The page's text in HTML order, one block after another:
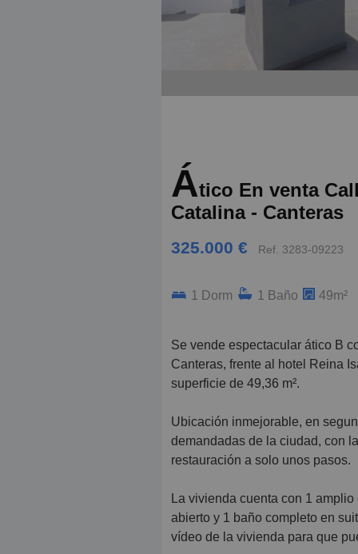
Ático En venta
Catalina - Canteras
325.000 € Ref. 3283-09223
1 Dorm 1 Baño 49m²
Se vende espectacular ático B con solarium a estrenar en la zona de Las
Canteras, frente al hotel Reina
superficie de 49,36 m².
Ubicación inmejorable, en
demandadas de la ciudad, con
restauración a solo unos pasos.
La vivienda cuenta con 1
abierto y 1 baño completo en
vídeo de la vivienda para que